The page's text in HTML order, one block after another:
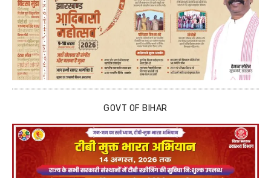
GOVT OF BIHAR